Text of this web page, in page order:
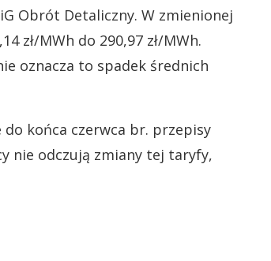
Obrót Detaliczny. W zmienionej
zł/MWh do 290,97 zł/MWh.
oznacza to spadek średnich
do końca czerwca br. przepisy
nie odczują zmiany tej taryfy,